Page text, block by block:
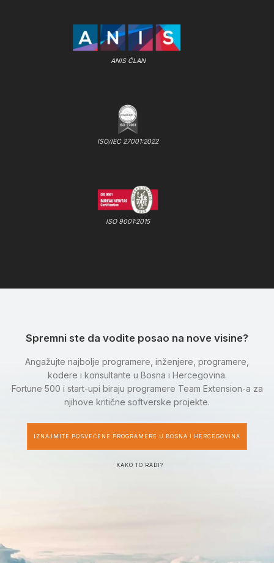
ANIS ČLAN
ISO/IEC 27001:2022
ISO 9001:2015
Spremni ste da vodite posao na nove visine?
Angažujte najbolje programere, inženjere, programere,
kodere i konsultante u Bosna i Hercegovina.
Fortune 500 i start-upi biraju programere Team Extension-a za
njihove kritične softverske projekte.
IZNAJMITE POSVEĆENE PROGRAMERE U BOSNA I HERCEGOVINA
KAKO TO RADI?